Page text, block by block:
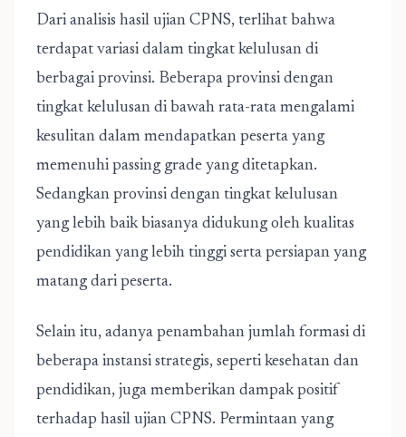
Dari analisis hasil ujian CPNS, terlihat bahwa
terdapat variasi dalam tingkat kelulusan di
berbagai provinsi. Beberapa provinsi dengan
tingkat kelulusan di bawah rata-rata mengalami
kesulitan dalam mendapatkan peserta yang
memenuhi passing grade yang ditetapkan.
Sedangkan provinsi dengan tingkat kelulusan
yang lebih baik biasanya didukung oleh kualitas
pendidikan yang lebih tinggi serta persiapan yang
matang dari peserta.
Selain itu, adanya penambahan jumlah formasi di
beberapa instansi strategis, seperti kesehatan dan
pendidikan, juga memberikan dampak positif
terhadap hasil ujian CPNS. Permintaan yang